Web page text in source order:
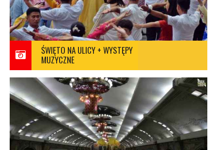
ŚWIĘTO NA ULICY + WYSTĘPY
MUZYCZNE